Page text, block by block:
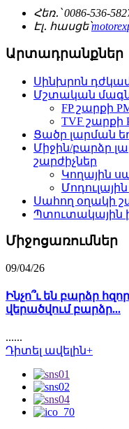
Հեռ․՝ 0086-536-
Էլ․ հասցե՝
Արտադրանքներ
Սինխրոն
Մշտական
FP շարքի
TVF շարքի
Ցածր լարման
Միջին/բարձր
շարժիչներ
Կողային
Սահող օղակի
Պտուտակային
Միջոցառումներ
09/04/26
Ինչո՞ւ են բարձր
վերածվում բարձր...
......
Դիտել ավելին+